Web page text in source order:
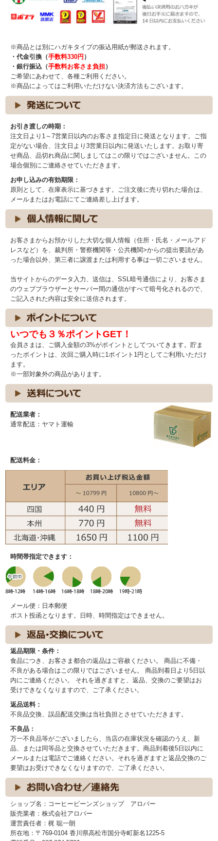
※商品とは別にハガキタイプの振込用紙が郵送されます。
・代金引換（手数料330円 ）
・銀行振込（手数料お客さま負担）
ご希望にあわせて、各種ご利用ください。
※商品によってはご利用いただけない決済方法もございます。
お引き渡しの時期：
注文日より1～7営業日以内のお客さま指定日に発送となります。ご指
定がない場合、注文日より3営業日以内に発送いたします。お取り寄
せ商品、品切れ商品に関しましてはこの限りではございません。この
場合個別にご連絡させていただきます。
お申し込みの有効期限：
原則として、在庫表示に基づきます。ご注文後に売り切れた場合は、
メールまたはお電話にてご連絡差し上げます。
お客さまからお預かりした大切な個人情報（住所・氏名・メールアド
レスなど）を、裁判所・警察機関等・公共機関>からの提出要請があ
った場合以外、第三者に譲渡または利用する事は一切ございません。
当サイトからのデータ入力、送信は、SSL暗号通信により、お客さま
のウェブブラウザーとサーバー間の通信がすべて暗号化されるので、
ご記入された内容は安全に送信されます。
いつでも３％ポイントGET！
会員さまは、ご購入金額の3%がポイントとしてついてきます。貯ま
ったポイントは、次回ご購入時に1ポイント1円としてご利用いただけ
ます。
※一部対象外の商品があります。
配送業者：
通常配送：ヤマト運輸
配送料金：
時間帯指定できます：
メール便：日本郵便
ポスト投函となります。日時、時間指定はできません。
返品期限・条件：
食品につき、お客さま都合の返品はご容赦ください。 商品に不備・
不良がある場合はこの限りではございません。 商品到着日より5日以
内にご連絡ください。 それを過ぎますと、返品、交換のご要望はお
受けできなくなりますので、ご了承ください。
返品送料：
不良品交換、誤品配送交換は当社負担とさせていただきます。
不良品：
万一不良品等がございましたら、当店の在庫状況を確認のうえ、新
品、または同等品と交換させていただきます。商品到着後5日以内に
メールまたは電話でご連絡ください。それを過ぎますと返品交換のご
要望はお受けできなくなりますので、ご了承ください。
ショップ名：コーヒービーンズショップ アロバー
販売業者：株式会社アロバー
運営責任者：梶 聡一朗
所在地：〒769-0104 香川県高松市国分寺町新名1225-5